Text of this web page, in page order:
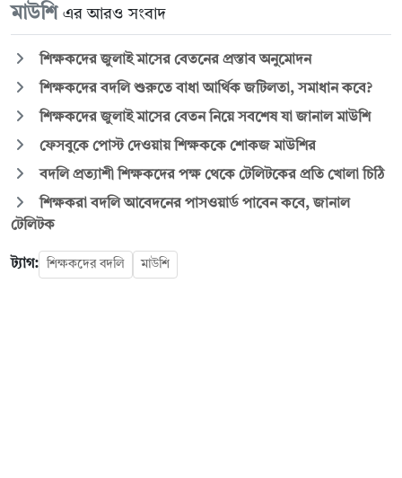
মাউশি এর আরও সংবাদ
শিক্ষকদের জুলাই মাসের বেতনের প্রস্তাব অনুমোদন
শিক্ষকদের বদলি শুরুতে বাধা আর্থিক জটিলতা, সমাধান কবে?
শিক্ষকদের জুলাই মাসের বেতন নিয়ে সবশেষ যা জানাল মাউশি
ফেসবুকে পোস্ট দেওয়ায় শিক্ষককে শোকজ মাউশির
বদলি প্রত্যাশী শিক্ষকদের পক্ষ থেকে টেলিটকের প্রতি খোলা চিঠি
শিক্ষকরা বদলি আবেদনের পাসওয়ার্ড পাবেন কবে, জানাল
টেলিটক
ট্যাগ: শিক্ষকদের বদলি মাউশি